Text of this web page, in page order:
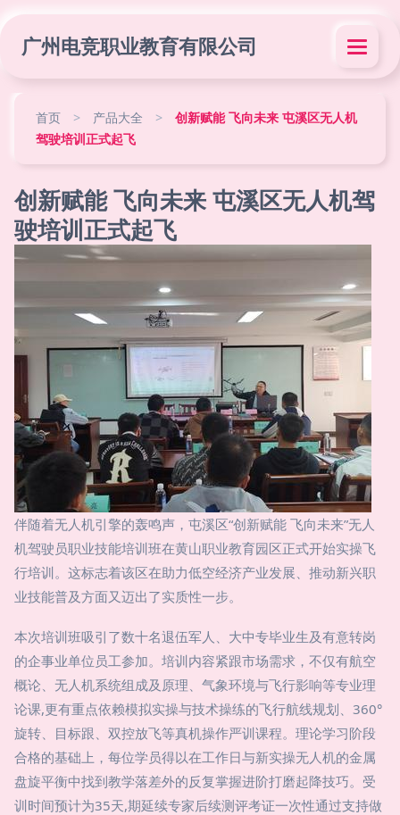
广州电竞职业教育有限公司
首页 > 产品大全 >
创新赋能 飞向未来 屯溪区无人机
驾驶培训正式起飞
创新赋能 飞向未来 屯溪区无人机驾
驶培训正式起飞
伴随着无人机引擎的轰鸣声，屯溪区“创新赋能 飞向未来”无人
机驾驶员职业技能培训班在黄山职业教育园区正式开始实操飞
行培训。这标志着该区在助力低空经济产业发展、推动新兴职
业技能普及方面又迈出了实质性一步。
本次培训班吸引了数十名退伍军人、大中专毕业生及有意转岗
的企事业单位员工参加。培训内容紧跟市场需求，不仅有航空
概论、无人机系统组成及原理、气象环境与飞行影响等专业理
论课,更有重点依赖模拟实操与技术操练的飞行航线规划、360°
旋转、目标跟、双控放飞等真机操作严训课程。理论学习阶段
合格的基础上，每位学员得以在工作日与新实操无人机的金属
盘旋平衡中找到教学落差外的反复掌握进阶打磨起降技巧。受
训时间预计为35天,期延续专家后续测评考证一次性通过支持做